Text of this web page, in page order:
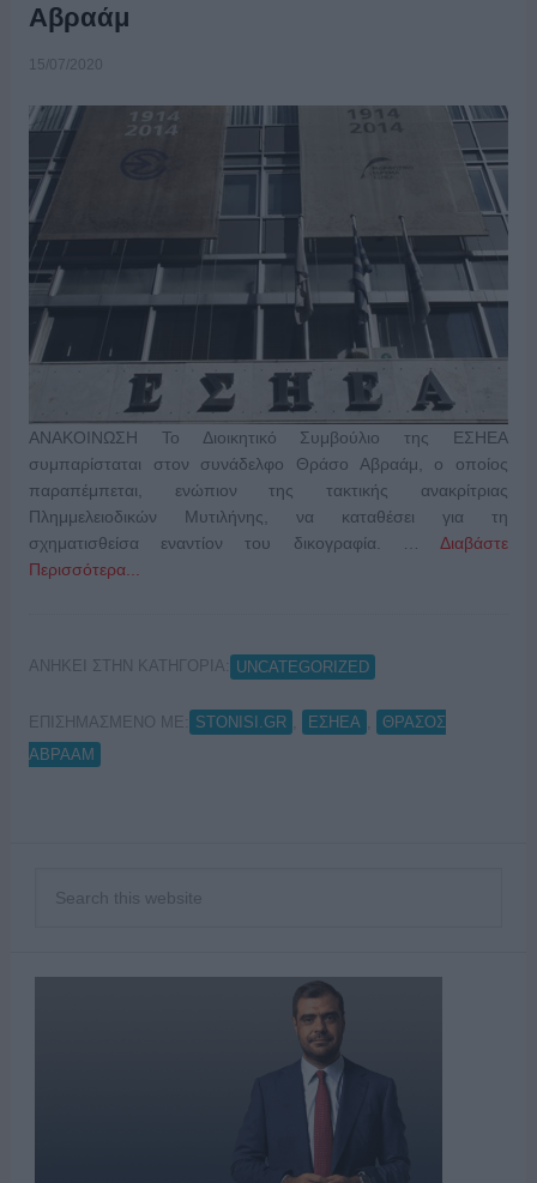
Αβραάμ
15/07/2020
ΑΝΑΚΟΙΝΩΣΗ Το Διοικητικό Συμβούλιο της ΕΣΗΕΑ
συμπαρίσταται στον συνάδελφο Θράσο Αβραάμ, ο οποίος
παραπέμπεται, ενώπιον της τακτικής ανακρίτριας
Πλημμελειοδικών Μυτιλήνης, να καταθέσει για τη
σχηματισθείσα εναντίον του δικογραφία. …Διαβάστε
Περισσότερα...
ΑΝΗΚΕΙ ΣΤΗΝ ΚΑΤΗΓΟΡΙΑ: UNCATEGORIZED
ΕΠΙΣΗΜΑΣΜΕΝΟ ΜΕ: STONISI.GR ΕΣΗΕΑ
ΘΡΑΣΟΣ
ΑΒΡΑΑΜ